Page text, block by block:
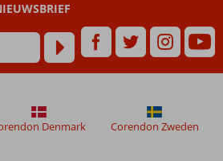
Denmark Corendon Zweden